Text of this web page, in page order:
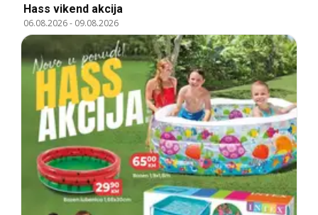
Hass vikend akcija
06.08.2026- 09.08.2026